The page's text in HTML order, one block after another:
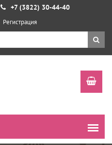
+7 (3822) 30-44-40
Регистрация